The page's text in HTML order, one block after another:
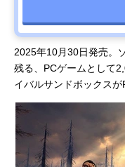
2025年10月30日発売。
残る、PCゲームとして
イバルサンドボックスが